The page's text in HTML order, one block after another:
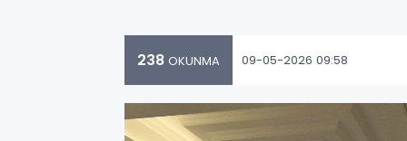
238 OKUNMA 09-05-2026 09:58